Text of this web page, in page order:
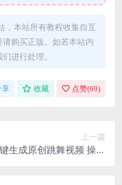
，本站所有教程收集自互
购买正版。如若本站内
进行处理。
享 收藏 点赞(69)
上一篇
生成原创跳舞视频 操作